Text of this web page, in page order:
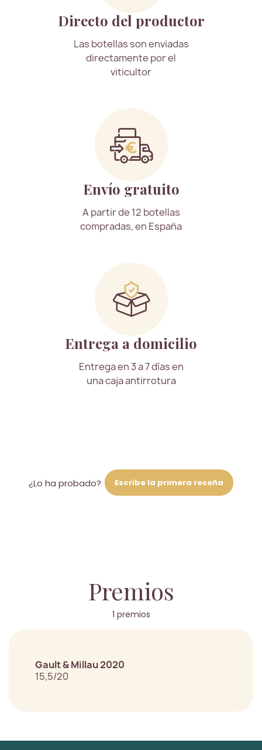
Directo del productor
Las botellas son enviadas
directamente por el
viticultor
Envío gratuito
A partir de 12 botellas
compradas, en España
Entrega a domicilio
Entrega en 3 a 7 días en
una caja antirrotura
¿Lo ha probado? Escribe la primera reseña
Premios
1 premios
Gault & Millau 2020
15,5/20